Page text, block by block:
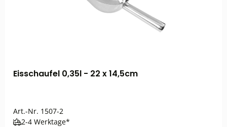
Eisschaufel 0,35l - 22 x 14,5cm
Art.-Nr. 1507-2
2-4 Werktage*